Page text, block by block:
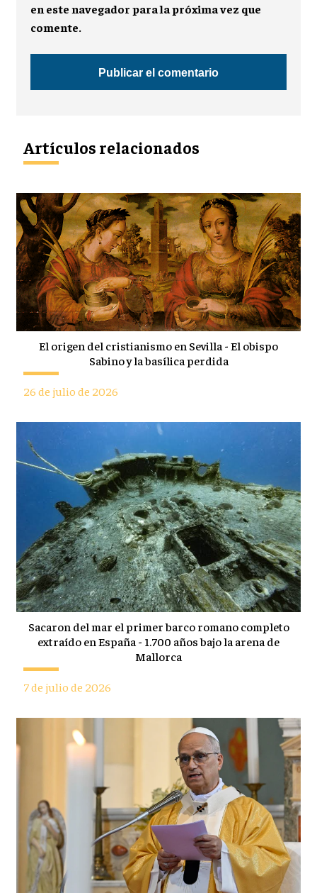
en este navegador para la próxima vez que
comente.
Artículos relacionados
El origen del cristianismo en Sevilla - El obispo
Sabino y la basílica perdida
26 de julio de 2026
Sacaron del mar el primer barco romano completo
extraído en España - 1.700 años bajo la arena de
Mallorca
7 de julio de 2026